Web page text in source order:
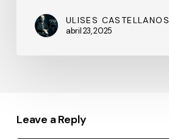
ULISES CASTELLANOS
abril 23, 2025
Leave a Reply